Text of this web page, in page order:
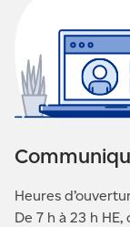
Heures
De 7 h à 23 h